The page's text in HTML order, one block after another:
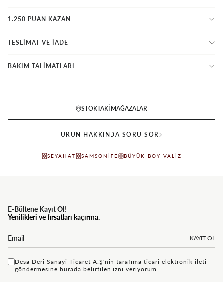
1.250 PUAN KAZAN
TESLİMAT VE İADE
BAKIM TALİMATLARI
STOKTAKI MAĞAZALAR
ÜRÜN HAKKINDA SORU SOR
SEYAHAT SAMSONITE BÜYÜK BOY VALIZ
E-Bültene Kayıt Ol!
Yenilikleri ve fırsatları kaçırma.
KAYIT OL
Desa Deri Sanayi Ticaret A.Ş'nin tarafıma ticari elektronik ileti
göndermesine bu rada belirtilen izni veriyorum.